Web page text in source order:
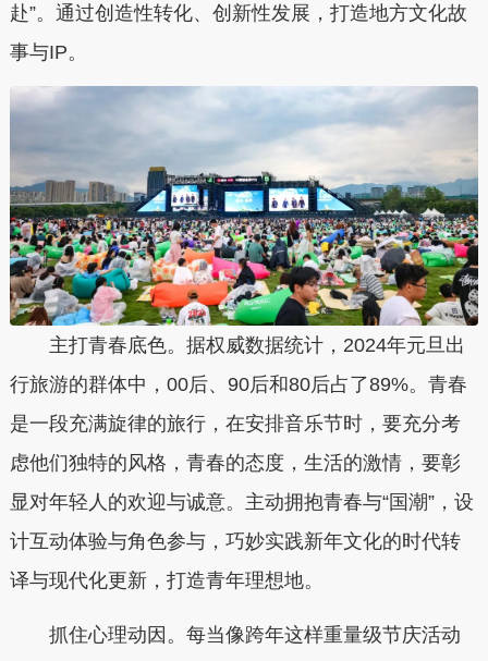
赴”。通过创造性转化、创新性发展，打造地方文化故
事与IP。
主打青春底色。据权威数据统计，2024年元旦出
行旅游的群体中，00后、90后和80后占了89%。青春
是一段充满旋律的旅行，在安排音乐节时，要充分考
虑他们独特的风格，青春的态度，生活的激情，要彰
显对年轻人的欢迎与诚意。主动拥抱青春与“国潮”，设
计互动体验与角色参与，巧妙实践新年文化的时代转
译与现代化更新，打造青年理想地。
抓住心理动因。每当像跨年这样重量级节庆活动